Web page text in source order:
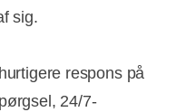
sig.
respons på
24/7-